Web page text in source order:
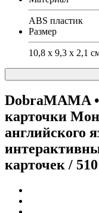
ABS пластик
Размер
10,8 х 9,3 х 2,1
DobraMAMA
карточки
английского
карточек /